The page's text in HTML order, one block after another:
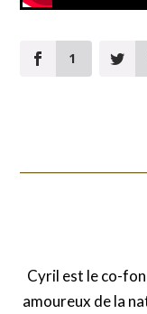
1
Cyril est le co-
amoureux de la